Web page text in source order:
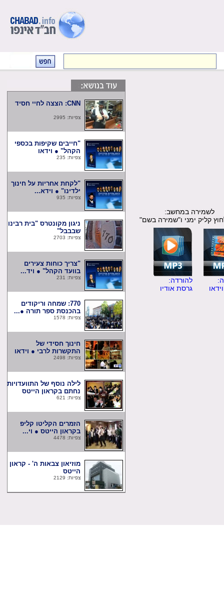
במחשב:
קליק ימני ו"שמירה בשם"
להורדה:
גרסת אודיו
CNN: הצצה לחיי חסיד
צפיות: 2995
"חייבים שקיפות בכספי
הקהל" ● וידאו
צפיות: 235
"לקחת אחריות על חינוך
ילדינו" ● וידא...
צפיות: 935
ניגון מקונטרס "בית רבינו
שבבבל"
צפיות: 2703
"צריך כוחות צעירים
בוועד הקהל" ● ויד...
צפיות: 231
770: שמחה וריקודים
בהכנסת ספר תורה ●...
צפיות: 1578
חינוך חסידי של
התקשרות לרבי ● וידאו
צפיות: 2498
לילה נוסף של התוועדויות
נחתם בקראון הייטס
צפיות: 621
הזמרים הקליטו קליפ
בקראון הייטס ● וי...
צפיות: 4478
מוזיאון צבאות ה' - קראון
הייטס
צפיות: 2129